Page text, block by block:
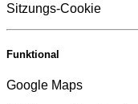
Sitzungs-Cookie
Funktional
Google Maps